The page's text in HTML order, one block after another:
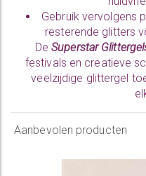
Gebruik vervolgens
resterende glitters
DeSuperstar
festivals en creatieve
veelzijdige glittergel
Aanbevolen producten